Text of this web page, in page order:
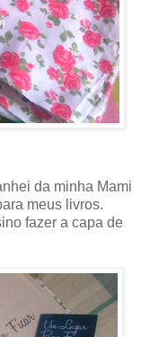
da minha Mami
meus livros.
fazer a capa de